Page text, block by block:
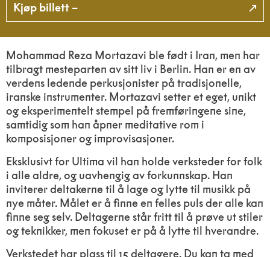
Kjøp billett –
Mohammad Reza Mortazavi ble født i Iran, men har
tilbragt mesteparten av sitt liv i Berlin. Han er en av
verdens ledende perkusjonister på tradisjonelle,
iranske instrumenter. Mortazavi setter et eget, unikt
og eksperimentelt stempel på fremføringene sine,
samtidig som han åpner meditative rom i
komposisjoner og improvisasjoner.
Eksklusivt for Ultima vil han holde verksteder for folk
i alle aldre, og uavhengig av forkunnskap. Han
inviterer deltakerne til å lage og lytte til musikk på
nye måter. Målet er å finne en felles puls der alle kan
finne seg selv. Deltagerne står fritt til å prøve ut stiler
og teknikker, men fokuset er på å lytte til hverandre.
Verkstedet har plass til 15 deltagere. Du kan ta med